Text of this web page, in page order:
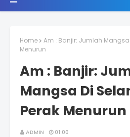
Home
Am : Banjir: Jumlah Mangsa
Menurun
Am : Banjir:
Mangsa Di
Perak Menurun
ADMIN 01:00